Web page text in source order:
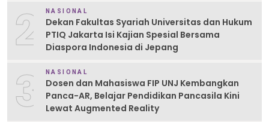
2 NASIONAL
Dekan Fakultas Syariah Universitas dan Hukum
PTIQ Jakarta Isi Kajian Spesial Bersama
Diaspora Indonesia di Jepang
3 NASIONAL
Dosen dan Mahasiswa FIP UNJ Kembangkan
Panca-AR, Belajar Pendidikan Pancasila Kini
Lewat Augmented Reality